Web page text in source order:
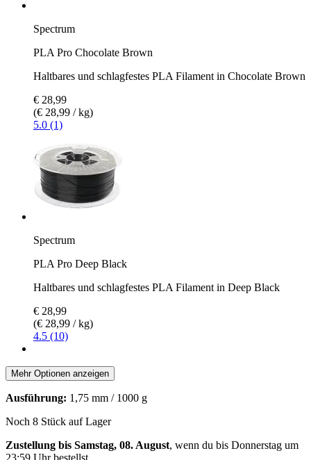
Spectrum
PLA Pro Chocolate Brown
Haltbares und schlagfestes PLA Filament in Chocolate Brown
€ 28,99
(€ 28,99 / kg)
5.0 (1)
Spectrum
PLA Pro Deep Black
Haltbares und schlagfestes PLA Filament in Deep Black
€ 28,99
(€ 28,99 / kg)
4.5 (10)
Mehr Optionen anzeigen
Ausführung: 1,75 mm / 1000 g
Noch 8 Stück auf Lager
Zustellung bis Samstag, 08. August, wenn du bis Donnerstag um
23:59 Uhrbestellst.